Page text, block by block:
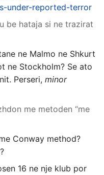
under-reported-terror
be hataja si ne trazirat
ne Malmo ne Shkurt
ne Stockholm? Se ato
Perseri, minor
me metoden “me
Conway method?
16 ne nje klub por